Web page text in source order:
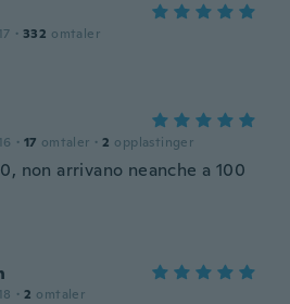
· 332 omtaler
· 17 omtaler · 2 opplastinger
non arrivano neanche a 100
· 2 omtaler